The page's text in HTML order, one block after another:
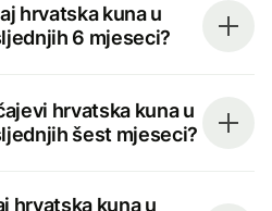
hrvatska kuna u
6 mjeseci?
hrvatska kuna u
šest mjeseci?
hrvatska kuna u